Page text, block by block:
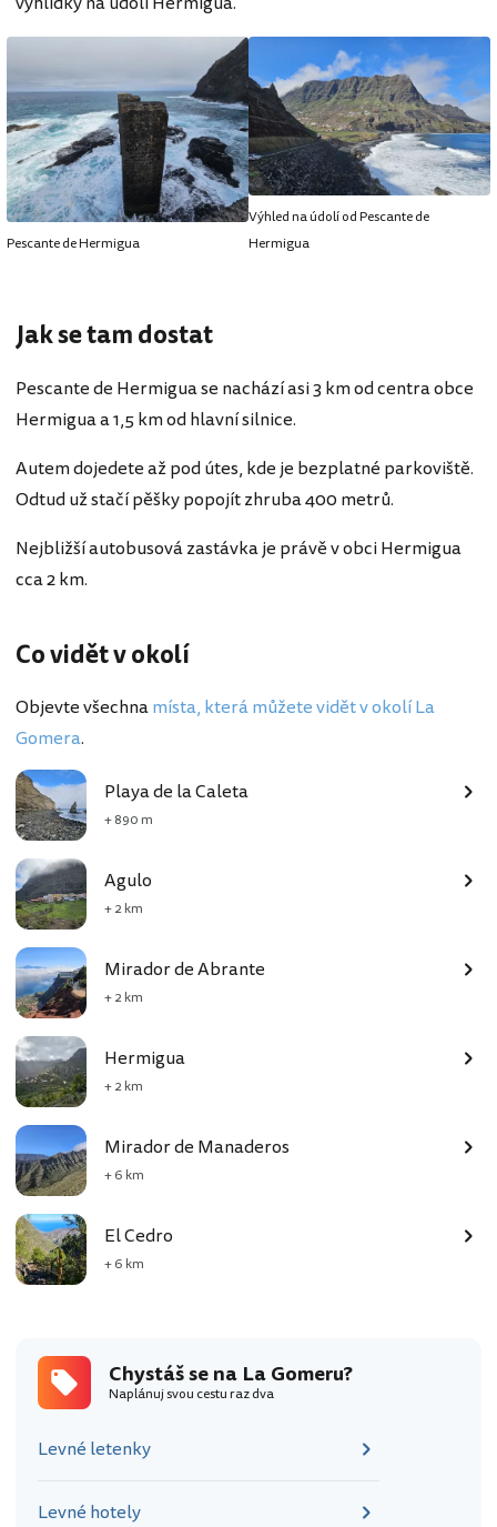
Pescante de Hermigua
Výhled na údolí od Pescante de
Hermigua
Jak se tam dostat
Pescante de Hermigua se nachází asi 3 km od centra obce
Hermigua a 1,5 km od hlavní silnice.
Autem dojedete až pod útes, kde je bezplatné parkoviště.
Odtud už stačí pěšky popojít zhruba 400 metrů.
Nejbližší autobusová zastávka je právě v obci Hermigua
cca 2 km.
Co vidět v okolí
Objevte všechnamísta, která můžete vidět v okolí La
Gomera.
Playa de la Caleta
+ 890 m
Agulo
+ 2 km
Mirador de Abrante
+ 2 km
Hermigua
+ 2 km
Mirador de Manaderos
+ 6 km
El Cedro
+ 6 km
Chystáš se na La Gomeru?
Naplánuj svou cestu raz dva
Levné letenky
Levné hotely